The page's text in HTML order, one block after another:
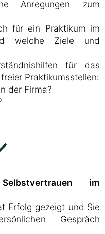
Anregungen zum
für ein Praktikum im
welche Ziele und
für das
Praktikumsstellen:
der Firma?
im
Erfolg gezeigt und Sie
Gespräch